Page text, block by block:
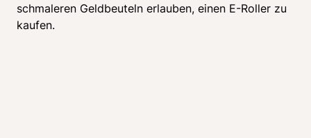
schmaleren Geldbeuteln erlauben, einen E-Roller zu
kaufen.